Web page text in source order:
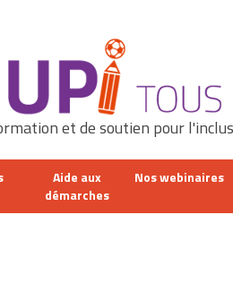
et de soutien pour
Aide aux
démarches
Nos webinaires